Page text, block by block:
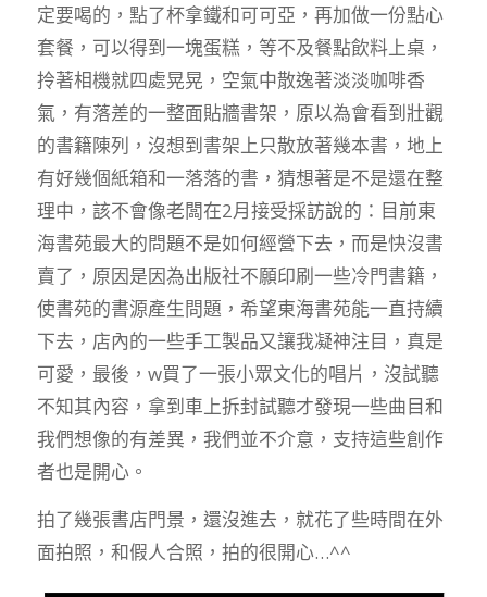
定要喝的，點了杯拿鐵和可可亞，再加做一份點心
套餐，可以得到一塊蛋糕，等不及餐點飲料上桌，
拎著相機就四處晃晃，空氣中散逸著淡淡咖啡香
氣，有落差的一整面貼牆書架，原以為會看到壯觀
的書籍陳列，沒想到書架上只散放著幾本書，地上
有好幾個紙箱和一落落的書，猜想著是不是還在整
理中，該不會像老闆在2月接受採訪說的：目前東
海書苑最大的問題不是如何經營下去，而是快沒書
賣了，原因是因為出版社不願印刷一些冷門書籍，
使書苑的書源產生問題，希望東海書苑能一直持續
下去，店內的一些手工製品又讓我凝神注目，真是
可愛，最後，w買了一張小眾文化的唱片，沒試聽
不知其內容，拿到車上拆封試聽才發現一些曲目和
我們想像的有差異，我們並不介意，支持這些創作
者也是開心。
拍了幾張書店門景，還沒進去，就花了些時間在外
面拍照，和假人合照，拍的很開心…^^